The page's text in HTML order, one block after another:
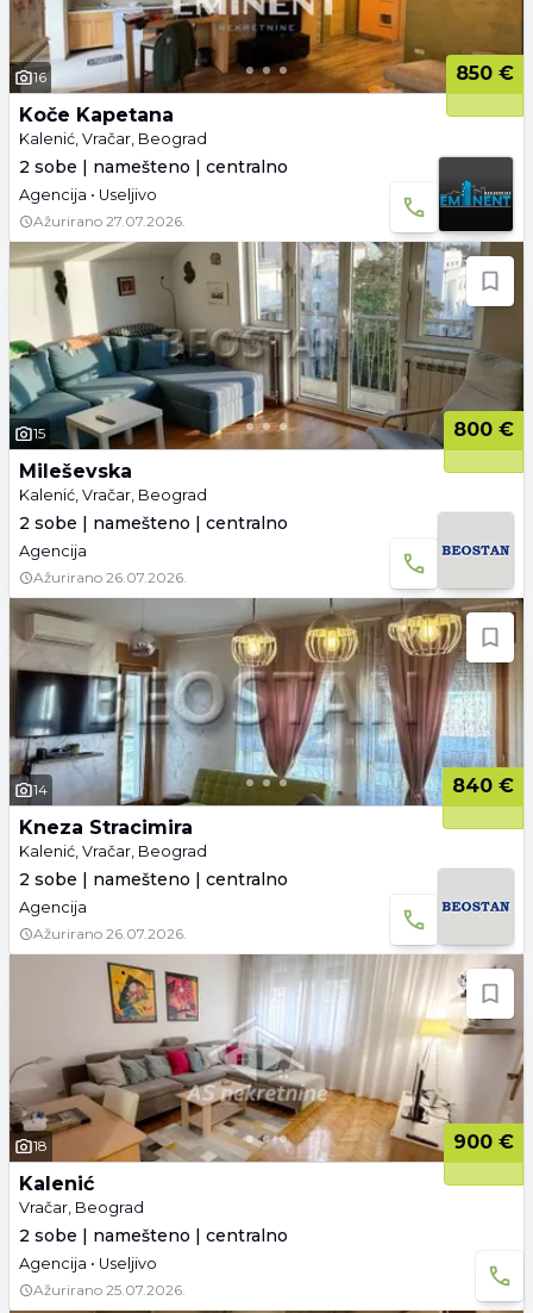
16
850 €
Koče Kapetana
Kalenić, Vračar, Beograd
2 sobe | namešteno | centralno
Agencija • Useljivo
Ažurirano 27.07.2026.
15
800 €
Mileševska
Kalenić, Vračar, Beograd
2 sobe | namešteno | centralno
Agencija
Ažurirano 26.07.2026.
14
840 €
Kneza Stracimira
Kalenić, Vračar, Beograd
2 sobe | namešteno | centralno
Agencija
Ažurirano 26.07.2026.
18
900 €
Kalenić
Vračar, Beograd
2 sobe | namešteno | centralno
Agencija • Useljivo
Ažurirano 25.07.2026.